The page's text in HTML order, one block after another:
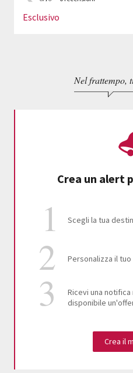
Esclusivo
Nel frattempo,
Crea un alert
Scegli la tua
Personalizza il
Ricevi una notifica
disponibile
Crea il